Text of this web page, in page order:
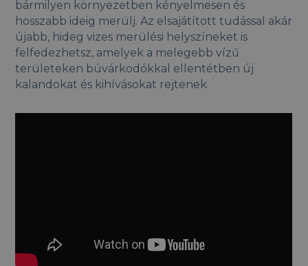
bármilyen környezetben kényelmesen és
hosszabb ideig merülj. Az elsajátított tudással akár
újabb, hideg vizes merülési helyszíneket is
felfedezhetsz, amelyek a melegebb vízű
területeken búvárkodókkal ellentétben új
kalandokat és kihívásokat rejtenek.